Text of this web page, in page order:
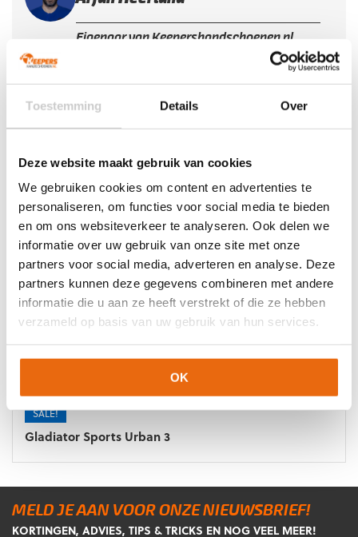
Toestemming Details Over
Deze website maakt gebruik van cookies
We gebruiken cookies om content en advertenties te
personaliseren, om functies voor social media te bieden
en om ons websiteverkeer te analyseren. Ook delen we
informatie over uw gebruik van onze site met onze
partners voor social media, adverteren en analyse. Deze
partners kunnen deze gegevens combineren met andere
informatie die u aan ze heeft verstrekt of die ze hebben
verzameld op basis van uw gebruik van hun services.
OK
Eigenaar van Keepershandschoenen.nl
Oud-international van het Nederlands
Lees meer over Arjan
Aanbevolen producten
SALE!
Gladiator Sports Urban 3
MELD JE AAN VOOR ONZE NIEUWSBRIEF!
KORTINGEN, ADVIES, TIPS & TRICKS EN NOG VEEL MEER!